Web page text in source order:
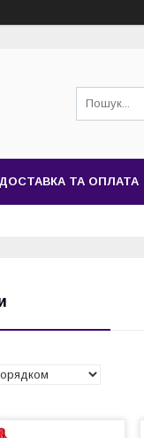
ДОСТАВКА ТА ОПЛАТА